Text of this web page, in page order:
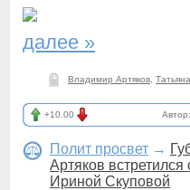
далее »
Владимир Артяков
+10.00
Полит просвет →
Артяков
Ириной Скуповой